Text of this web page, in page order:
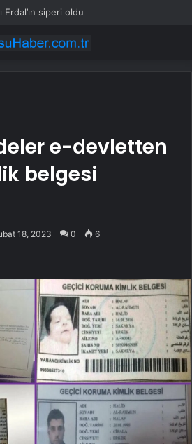
siperi oldu
e-devletten
belgesi
18, 2023 0 6